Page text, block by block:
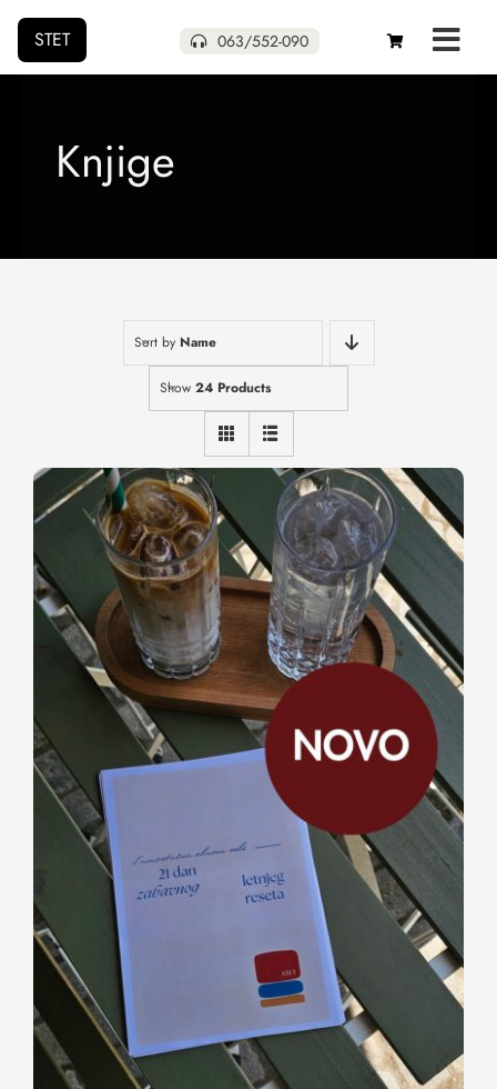
STET
Naša izdanja
Kontakt
063/552-090
Knjige
Sort by Name
Show 24 Products
21 dan zabavnog letnjeg reseta —
digitalni vodič dr Sare Kuburić